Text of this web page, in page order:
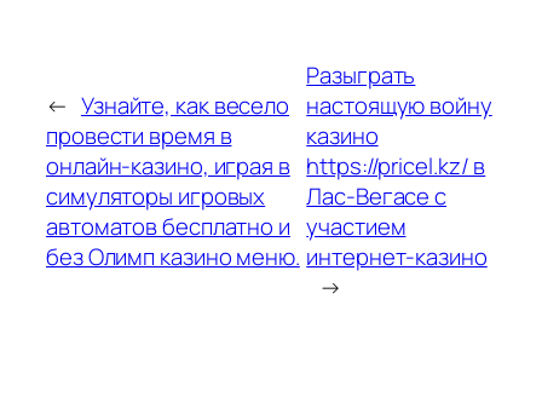
← Узнайте, как весело
провести время в
онлайн-казино, играя в
симуляторы игровых
автоматов бесплатно и
без Олимп казино меню.
Разыграть
настоящую войну
казино
https://pricel.kz/ в
Лас-Вегасе с
участием
интернет-казино
→